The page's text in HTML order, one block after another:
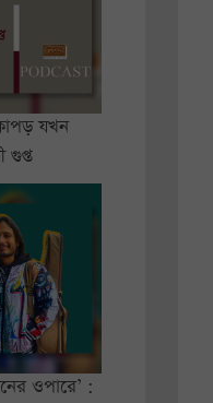
যখন
গুপ্ত
ওপারে’ :